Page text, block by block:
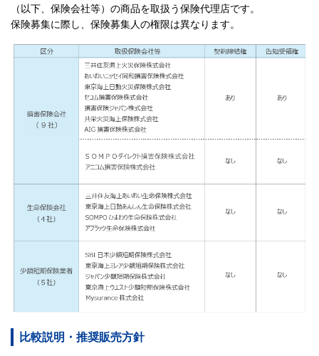
（以下、保険会社等）の商品を取扱う保険代理店です。
保険募集に際し、保険募集人の権限は異なります。
比較説明・推奨販売方針